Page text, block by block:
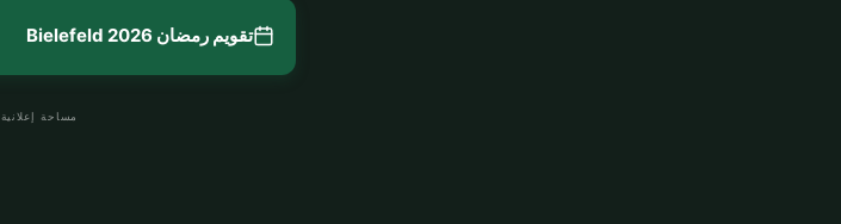
تقويم رمضان Bielefeld 2026
مساحة إعلانية